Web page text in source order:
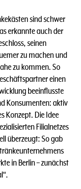
sind schwer
erkannte auch der
seinen
zu machen und
zu kommen. So
einen
beeinflusste
Konsumenten: aktiv
Konzept. Die Idee
Filialnetzes
überzeugt: So gab
in Berlin – zunächst